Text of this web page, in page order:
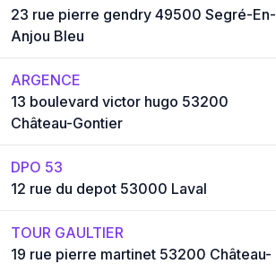
23 rue pierre gendry 49500 Segré-En-
Anjou Bleu
ARGENCE
13 boulevard victor hugo 53200
Château-Gontier
DPO 53
12 rue du depot 53000 Laval
TOUR GAULTIER
19 rue pierre martinet 53200 Château-